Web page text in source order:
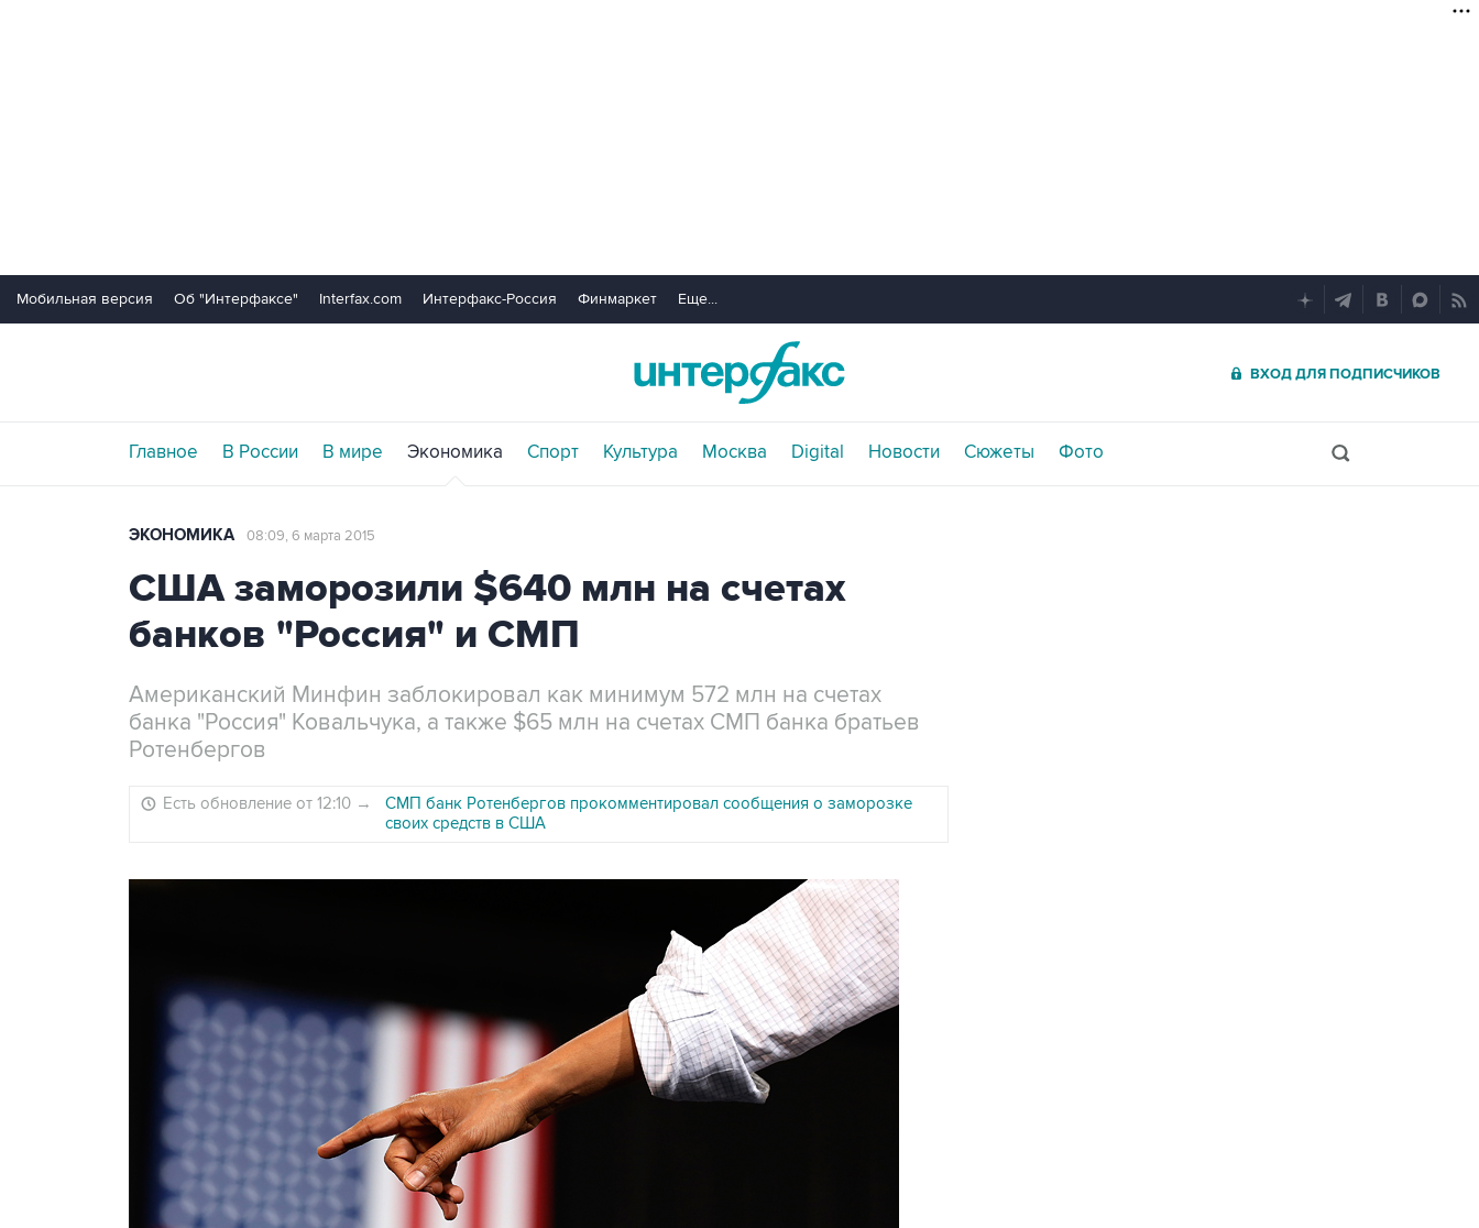
Мобильная версия Об "Интерфаксе" Interfax.com Интерфакс-Россия Финмаркет Еще...
ВХОД ДЛЯ ПОДПИСЧИКОВ
Главное В России В мире Экономика Спорт Культура Москва Digital Новости Сюжеты Фото
ЭКОНОМИКА 08:09, 6 марта 2015
США заморозили $640 млн на счетах
банков "Россия" и СМП
Американский Минфин заблокировал как минимум 572 млн на счетах
банка "Россия" Ковальчука, а также $65 млн на счетах СМП банка братьев
Ротенбергов
Есть обновление от 12:10 →
СМП банк Ротенбергов прокомментировал сообщения о заморозке
своих средств в США